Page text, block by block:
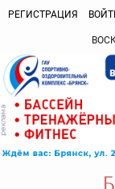
РЕГИСТРАЦИЯ